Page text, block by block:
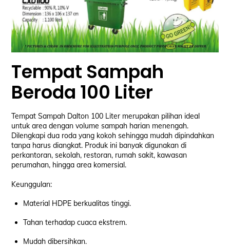
Tempat Sampah
Beroda 100 Liter
Tempat Sampah Dalton 100 Liter merupakan pilihan ideal
untuk area dengan volume sampah harian menengah.
Dilengkapi dua roda yang kokoh sehingga mudah dipindahkan
tanpa harus diangkat. Produk ini banyak digunakan di
perkantoran, sekolah, restoran, rumah sakit, kawasan
perumahan, hingga area komersial.
Keunggulan:
Material HDPE berkualitas tinggi.
Tahan terhadap cuaca ekstrem.
Mudah dibersihkan.